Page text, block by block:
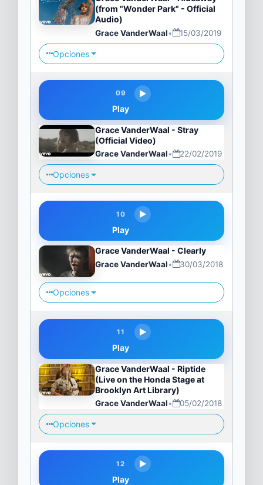
(from "Wonder Park" - Official
Audio)
Grace VanderWaal• 15/03/2019
Opciones
09
Play
Grace VanderWaal - Stray
(Official Video)
Grace VanderWaal• 22/02/2019
Opciones
10
Play
Grace VanderWaal - Clearly
Grace VanderWaal• 30/03/2018
Opciones
11
Play
Grace VanderWaal - Riptide
(Live on the Honda Stage at
Brooklyn Art Library)
Grace VanderWaal• 05/02/2018
Opciones
12
Play